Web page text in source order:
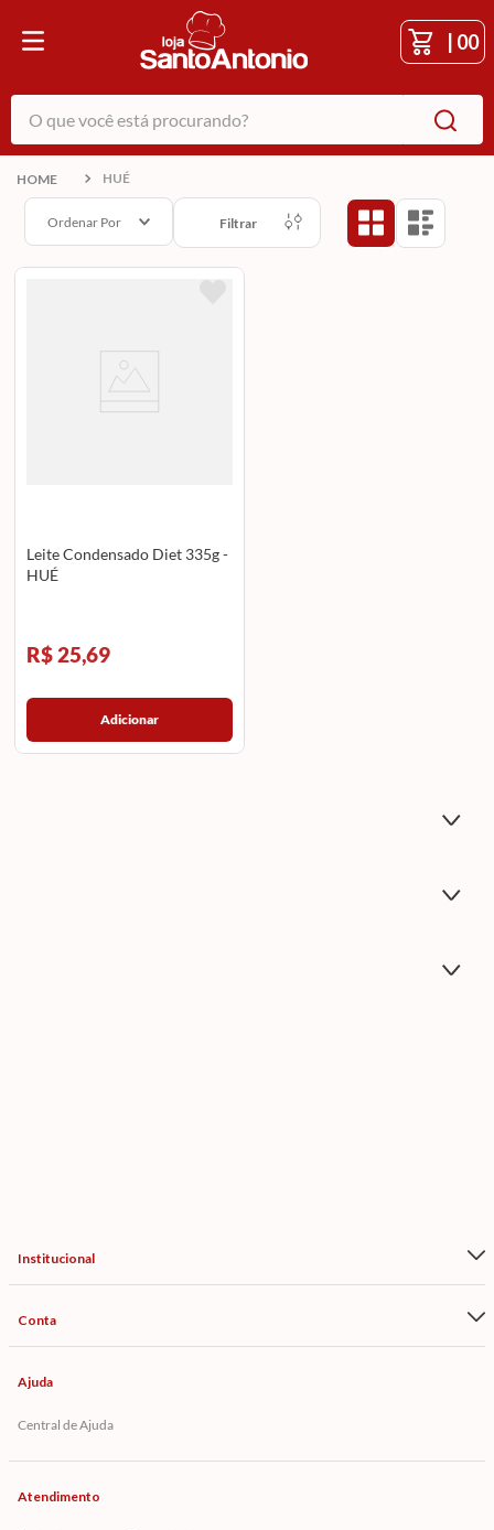
00
O que você está procurando?
HUÉ
Ordenar Por Filtrar
Leite Condensado Diet 335g -
HUÉ
R$ 25,69
Adicionar
Institucional
Conta
Ajuda
Central de Ajuda
Atendimento